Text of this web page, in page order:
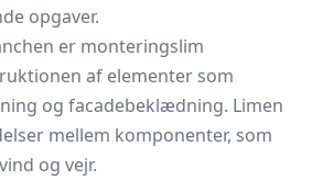
opgaver.
er monteringslim
af elementer som
og facadebeklædning. Limen
mellem komponenter, som
og vejr.